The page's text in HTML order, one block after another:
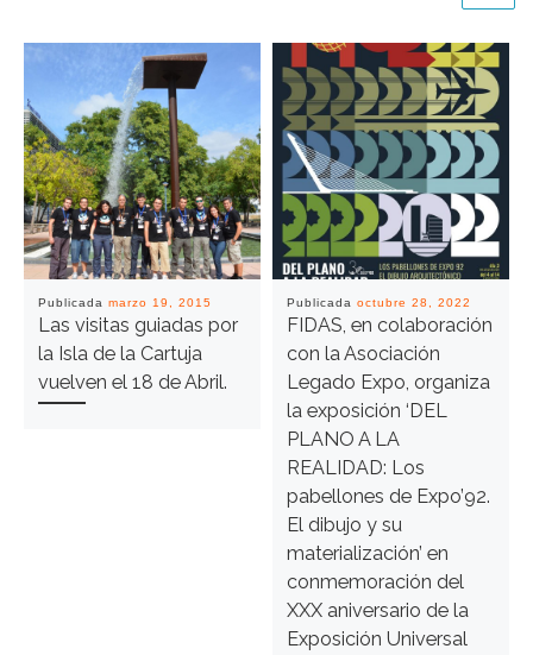
Publicada marzo 19, 2015
Las visitas guiadas por
la Isla de la Cartuja
vuelven el 18 de Abril.
Publicada octubre 28, 2022
FIDAS, en colaboración
con la Asociación
Legado Expo, organiza
la exposición ‘DEL
PLANO A LA
REALIDAD: Los
pabellones de Expo’92.
El dibujo y su
materialización’ en
conmemoración del
XXX aniversario de la
Exposición Universal